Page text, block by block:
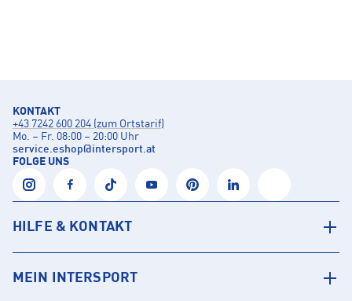
KONTAKT
+43 7242 600 204 (zum Ortstarif)
Mo. – Fr. 08:00 – 20:00 Uhr
service.eshop@intersport.at
FOLGE UNS
HILFE & KONTAKT
MEIN INTERSPORT